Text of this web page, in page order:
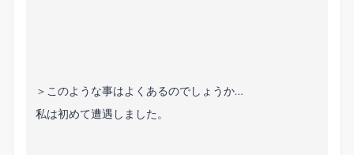
＞このような事はよくあるのでしょうか…
私は初めて遭遇しました。